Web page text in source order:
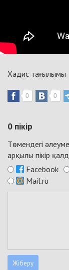
Хадис тағылымы
0 0
0 пікір
Төмендегі
арқылы пікір
Facebook
Mail.ru